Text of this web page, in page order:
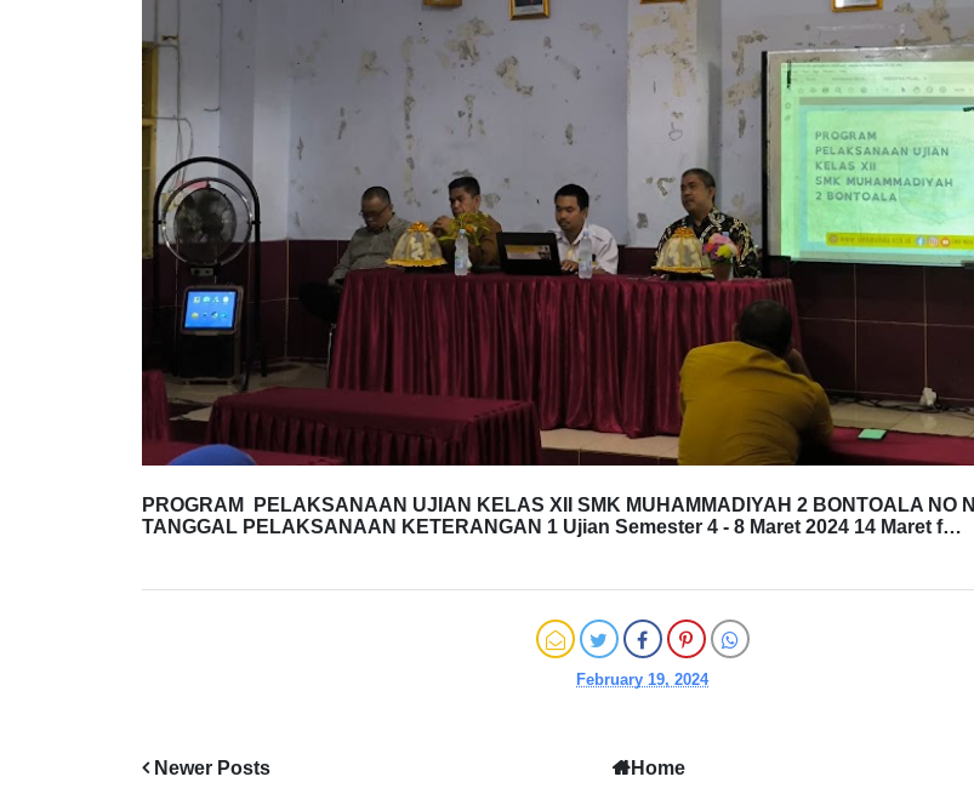
PROGRAM PELAKSANAAN UJIAN KELAS XII SMK MUHAMMADIYAH 2 BONTOALA NO
TANGGAL PELAKSANAAN KETERANGAN 1 Ujian Semester 4 - 8 Maret 2024 14 Maret f…
February 19, 2024
Newer Posts Home